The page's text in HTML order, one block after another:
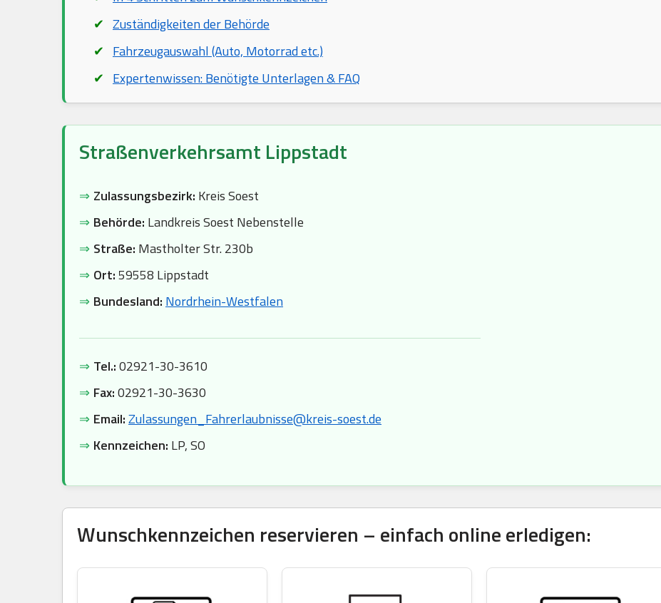
Zuständigkeiten der Behörde
Fahrzeugauswahl (Auto, Motorrad etc.)
Expertenwissen: Benötigte Unterlagen & FAQ
Straßenverkehrsamt Lippstadt
⇒ Zulassungsbezirk: Kreis Soest
⇒ Behörde: Landkreis Soest Nebenstelle
⇒ Straße: Mastholter Str. 230b
⇒ Ort:59558 Lippstadt
⇒ Bundesland: Nordrhein-Westfalen
⇒ Tel.:02921-30-3610
⇒ Fax:02921-30-3630
⇒ Email:Zulassungen_Fahrerlaubnisse@kreis-soest.de
⇒ Kennzeichen: LP, SO
Wunschkennzeichen reservieren – einfach online erledigen: